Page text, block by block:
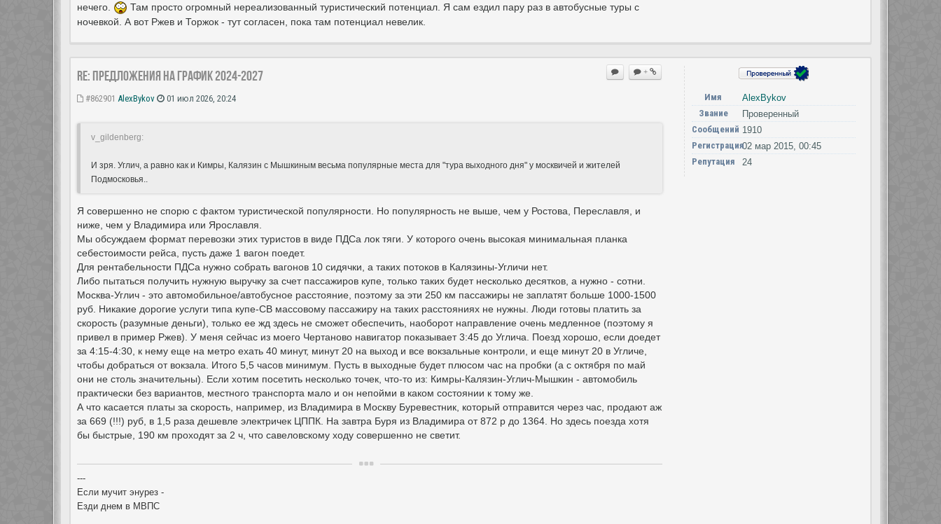
нечего.
Там просто огромный нереализованный туристический потенциал. Я сам ездил пару раз в автобусные туры с
ночевкой. А вот Ржев и Торжок - тут согласен, пока там потенциал невелик.
+
Re: Предложения на график 2024-2027
#862901 AlexBykov 01 июл 2026, 20:24
v_gildenberg:
И зря. Углич, а равно как и Кимры, Калязин с Мышкиным весьма популярные места для "тура выходного дня" у москвичей и жителей
Подмосковья..
Я совершенно не спорю с фактом туристической популярности. Но популярность не выше, чем у Ростова, Переславля, и
ниже, чем у Владимира или Ярославля.
Мы обсуждаем формат перевозки этих туристов в виде ПДСа лок тяги. У которого очень высокая минимальная планка
себестоимости рейса, пусть даже 1 вагон поедет.
Для рентабельности ПДСа нужно собрать вагонов 10 сидячки, а таких потоков в Калязины-Угличи нет.
Либо пытаться получить нужную выручку за счет пассажиров купе, только таких будет несколько десятков, а нужно - сотни.
Москва-Углич - это автомобильное/автобусное расстояние, поэтому за эти 250 км пассажиры не заплатят больше 1000-1500
руб. Никакие дорогие услуги типа купе-СВ массовому пассажиру на таких расстояниях не нужны. Люди готовы платить за
скорость (разумные деньги), только ее жд здесь не сможет обеспечить, наоборот направление очень медленное (поэтому я
привел в пример Ржев). У меня сейчас из моего Чертаново навигатор показывает 3:45 до Углича. Поезд хорошо, если доедет
за 4:15-4:30, к нему еще на метро ехать 40 минут, минут 20 на выход и все вокзальные контроли, и еще минут 20 в Угличе,
чтобы добраться от вокзала. Итого 5,5 часов минимум. Пусть в выходные будет плюсом час на пробки (а с октября по май
они не столь значительны). Если хотим посетить несколько точек, что-то из: Кимры-Калязин-Углич-Мышкин - автомобиль
практически без вариантов, местного транспорта мало и он непойми в каком состоянии к тому же.
А что касается платы за скорость, например, из Владимира в Москву Буревестник, который отправится через час, продают аж
за 669 (!!!) руб, в 1,5 раза дешевле электричек ЦППК. На завтра Буря из Владимира от 872 р до 1364. Но здесь поезда хотя
бы быстрые, 190 км проходят за 2 ч, что савеловскому ходу совершенно не светит.
---
Если мучит энурез -
Езди днем в МВПС
Имя
AlexBykov
Звание
Проверенный
Сообщений 1910
Регистрация02 мар 2015, 00:45
Репутация
24